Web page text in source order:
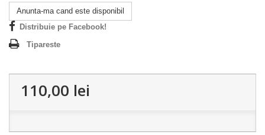
Anunta-ma cand este disponibil
Distribuie pe Facebook!
Tipareste
110,00 lei